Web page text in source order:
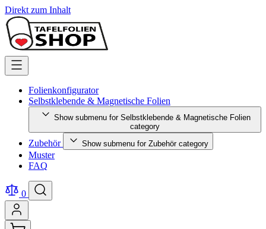
Direkt zum Inhalt
Folienkonfigurator
Selbstklebende & Magnetische Folien
Show submenu for Selbstklebende & Magnetische Folien
category
Zubehör Show submenu for Zubehör category
Muster
FAQ
0